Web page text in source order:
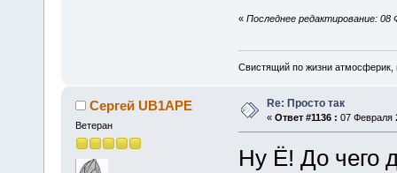
« Последнее редактирование: 08
Свистящий по жизни
Сергей UB1APE
Ветеран
Re: Просто так
« Ответ #1136 : 07 Февраля
Ну Ё! До чего